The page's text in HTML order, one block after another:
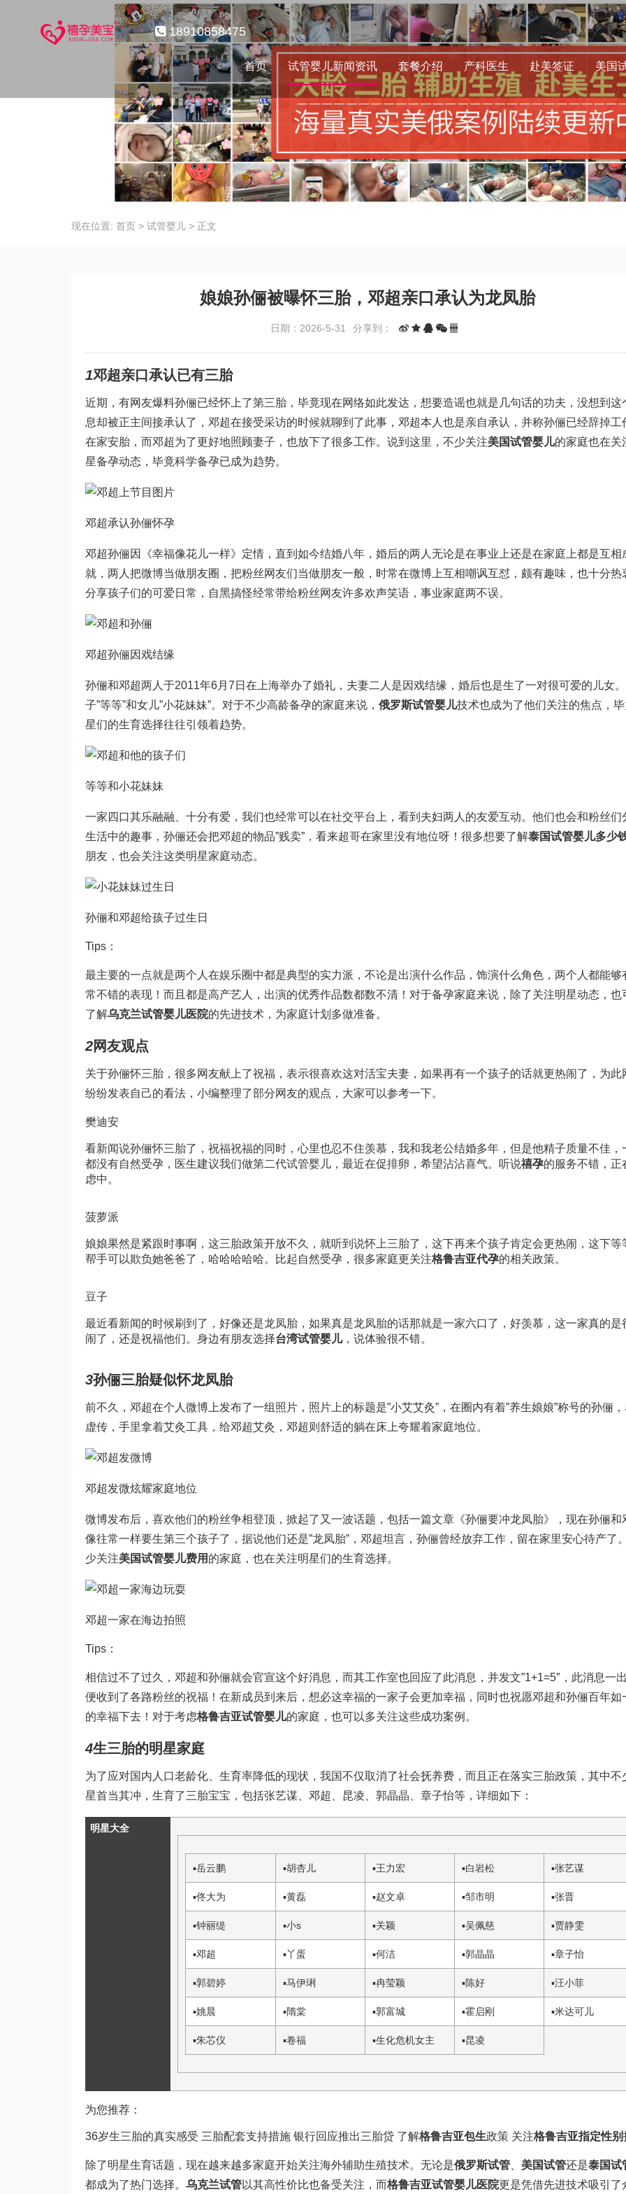
18910858475
首页 试管婴儿新闻资讯 套餐介绍 产科医生 赴美签证 美国
现在位置: 首页 > 试管婴儿 > 正文
娘娘孙俪被曝怀三胎，邓超亲口承认为龙凤胎
日期：2026-5-31 分享到：
1邓超亲口承认已有三胎
近期，有网友爆料孙俪已经怀上了第三胎，毕竟现在网络如此发达，想要造谣也就是几句话的功夫，没想到这
息却被正主间接承认了，邓超在接受采访的时候就聊到了此事，邓超本人也是亲自承认，并称孙俪已经辞掉工
在家安胎，而邓超为了更好地照顾妻子，也放下了很多工作。说到这里，不少关注美国试管婴儿的家庭也在关
星备孕动态，毕竟科学备孕已成为趋势。
邓超承认孙俪怀孕
邓超孙俪因《幸福像花儿一样》定情，直到如今结婚八年，婚后的两人无论是在事业上还是在家庭上都是互相
就，两人把微博当做朋友圈，把粉丝网友们当做朋友一般，时常在微博上互相嘲讽互怼，颇有趣味，也十分热
分享孩子们的可爱日常，自黑搞怪经常带给粉丝网友许多欢声笑语，事业家庭两不误。
邓超孙俪因戏结缘
孙俪和邓超两人于2011年6月7日在上海举办了婚礼，夫妻二人是因戏结缘，婚后也是生了一对很可爱的儿女
子”等等”和女儿”小花妹妹”。对于不少高龄备孕的家庭来说， 俄罗斯试管婴儿技术也成为了他们关注的焦点，毕
星们的生育选择往往引领着趋势。
等等和小花妹妹
一家四口其乐融融、十分有爱，我们也经常可以在社交平台上，看到夫妇两人的友爱互动。他们也会和粉丝们
生活中的趣事，孙俪还会把邓超的物品”贱卖”，看来超哥在家里没有地位呀！很多想要了解泰国试管婴儿多少
朋友，也会关注这类明星家庭动态。
孙俪和邓超给孩子过生日
Tips：
最主要的一点就是两个人在娱乐圈中都是典型的实力派，不论是出演什么作品，饰演什么角色，两个人都能够
常不错的表现！而且都是高产艺人，出演的优秀作品数都数不清！对于备孕家庭来说，除了关注明星动态，也
了解乌克兰试管婴儿医院的先进技术，为家庭计划多做准备。
2网友观点
关于孙俪怀三胎，很多网友献上了祝福，表示很喜欢这对活宝夫妻，如果再有一个孩子的话就更热闹了，为此
纷纷发表自己的看法，小编整理了部分网友的观点，大家可以参考一下。
樊迪安
看新闻说孙俪怀三胎了，祝福祝福的同时，心里也忍不住羡慕，我和我老公结婚多年，但是他精子质量不佳，
都没有自然受孕，医生建议我们做第二代试管婴儿，最近在促排卵，希望沾沾喜气。听说禧孕的服务不错，正
虑中。
菠萝派
娘娘果然是紧跟时事啊，这三胎政策开放不久，就听到说怀上三胎了，这下再来个孩子肯定会更热闹，这下等
帮手可以欺负她爸爸了，哈哈哈哈哈。比起自然受孕，很多家庭更关注格鲁吉亚代孕的相关政策。
豆子
最近看新闻的时候刷到了，好像还是龙凤胎，如果真是龙凤胎的话那就是一家六口了，好羡慕，这一家真的是
闹了，还是祝福他们。身边有朋友选择台湾试管婴儿，说体验很不错。
3孙俪三胎疑似怀龙凤胎
前不久，邓超在个人微博上发布了一组照片，照片上的标题是”小艾艾灸”，在圈内有着”养生娘娘”称号的孙俪
虚传，手里拿着艾灸工具，给邓超艾灸，邓超则舒适的躺在床上夸耀着家庭地位。
邓超发微炫耀家庭地位
微博发布后，喜欢他们的粉丝争相登顶，掀起了又一波话题，包括一篇文章《孙俪要冲龙凤胎》，现在孙俪和
像往常一样要生第三个孩子了，据说他们还是”龙凤胎”，邓超坦言，孙俪曾经放弃工作，留在家里安心待产了
少关注美国试管婴儿费用 的家庭，也在关注明星们的生育选择。
邓超一家在海边拍照
Tips：
相信过不了过久，邓超和孙俪就会官宣这个好消息，而其工作室也回应了此消息，并发文”1+1=5″，此消息一出
便收到了各路粉丝的祝福！在新成员到来后，想必这幸福的一家子会更加幸福，同时也祝愿邓超和孙俪百年如
的幸福下去！对于考虑格鲁吉亚试管婴儿的家庭，也可以多关注这些成功案例。
4生三胎的明星家庭
为了应对国内人口老龄化、生育率降低的现状，我国不仅取消了社会抚养费，而且正在落实三胎政策，其中不
星首当其冲，生育了三胎宝宝，包括张艺谋、邓超、昆凌、郭晶晶、章子怡等，详细如下：
明星大全
▪岳云鹏 ▪胡杏儿 ▪王力宏 ▪白岩松 ▪张艺谋
▪佟大为 ▪黄磊 ▪赵文卓 ▪邹市明 ▪张晋
▪钟丽缇 ▪小s ▪关颖 ▪吴佩慈 ▪贾静雯
▪邓超 ▪丫蛋 ▪何洁 ▪郭晶晶 ▪章子怡
▪郭碧婷 ▪马伊琍 ▪冉莹颖 ▪陈好 ▪汪小菲
▪姚晨 ▪隋棠 ▪郭富城 ▪霍启刚 ▪米达可儿
▪朱芯仪 ▪卷福 ▪生化危机女主 ▪昆凌
为您推荐：
36岁生三胎的真实感受 三胎配套支持措施 银行回应推出三胎贷 了解格鲁吉亚包生政策 关注格鲁吉亚指定性别
除了明星生育话题，现在越来越多家庭开始关注海外辅助生殖技术。无论是俄罗斯试管 美国试管还是泰国试
都成为了热门选择。 乌克兰试管以其高性价比也备受关注，而格鲁吉亚试管婴儿医院更是凭借先进技术吸引了